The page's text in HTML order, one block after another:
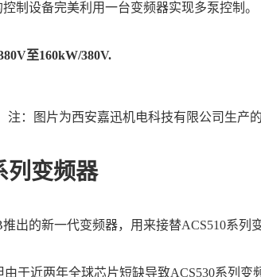
制设备完美利用一台变频器实现多泵控制。
至160kW/380V.
注：图片为西安嘉迅机电科技有限公司生产
列变频器
的新一代变频器，用来接替ACS510系列
于近两年全球芯片短缺导致ACS530系列